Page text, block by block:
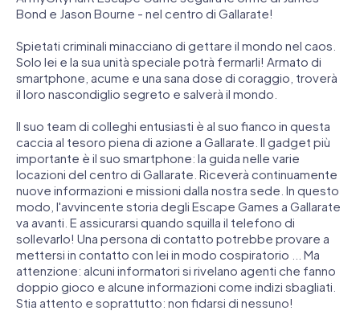
Bond e Jason Bourne - nel centro di Gallarate!
Spietati criminali minacciano di gettare il mondo nel caos.
Solo lei e la sua unità speciale potrà fermarli! Armato di
smartphone, acume e una sana dose di coraggio, troverà
il loro nascondiglio segreto e salverà il mondo.
Il suo team di colleghi entusiasti è al suo fianco in questa
caccia al tesoro piena di azione a Gallarate. Il gadget più
importante è il suo smartphone: la guida nelle varie
locazioni del centro di Gallarate. Riceverà continuamente
nuove informazioni e missioni dalla nostra sede. In questo
modo, l'avvincente storia degli Escape Games a Gallarate
va avanti. E assicurarsi quando squilla il telefono di
sollevarlo! Una persona di contatto potrebbe provare a
mettersi in contatto con lei in modo cospiratorio ... Ma
attenzione: alcuni informatori si rivelano agenti che fanno
doppio gioco e alcune informazioni come indizi sbagliati.
Stia attento e soprattutto: non fidarsi di nessuno!